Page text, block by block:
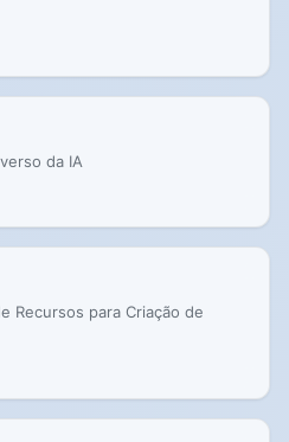
da IA
Recursos para Criação de